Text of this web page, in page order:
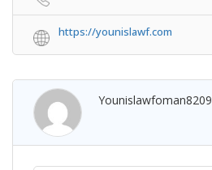
https://younislawf.com
Younislawfoman8209